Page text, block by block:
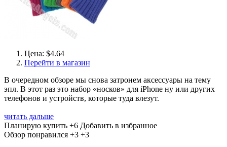
Цена: $4.64
Перейти в магазин
В очередном обзоре мы снова затронем аксессуары на тему
эпл. В этот раз это набор «носков» для iPhone ну или других
телефонов и устройств, которые туда влезут.
читать дальше
Планирую купить +6 Добавить в избранное
Обзор понравился +3 +3